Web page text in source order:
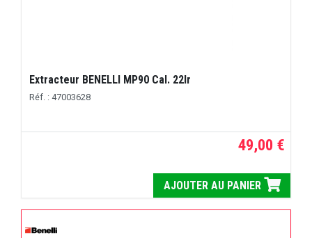
Extracteur BENELLI MP90 Cal. 22lr
Réf. : 47003628
49,00 €
AJOUTER AU PANIER